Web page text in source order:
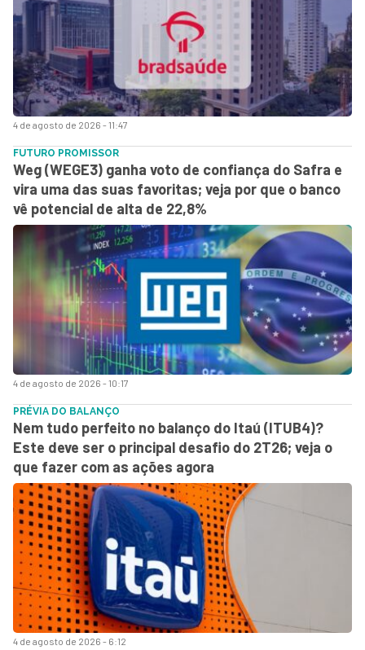
4 de agosto de 2026 - 11:47
4 de agosto de 2026 - 10:17
FUTURO PROMISSOR
Weg (WEGE3) ganha voto de confiança do Safra e
vira uma das suas favoritas; veja por que o banco
vê potencial de alta de 22,8%
4 de agosto de 2026 - 6:12
PRÉVIA DO BALANÇO
Nem tudo perfeito no balanço do Itaú (ITUB4)?
Este deve ser o principal desafio do 2T26; veja o
que fazer com as ações agora